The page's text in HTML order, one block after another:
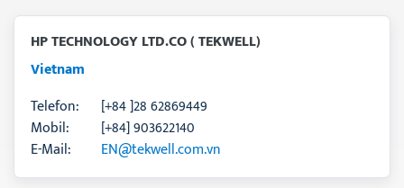
Irland / Ireland
Jordanien / Jordan
Katar / Qatar
Mexico
Oman
Philippinen / Philippines
Portugal
Saudi Arabien / Saudi Arabia
HP TECHNOLOGY LTD.CO ( TEKWELL)
Vietnam
Telefon:
[+84 ]28 62869449
Mobil:
[+84] 903622140
E-Mail:
EN@tekwell.com.vn